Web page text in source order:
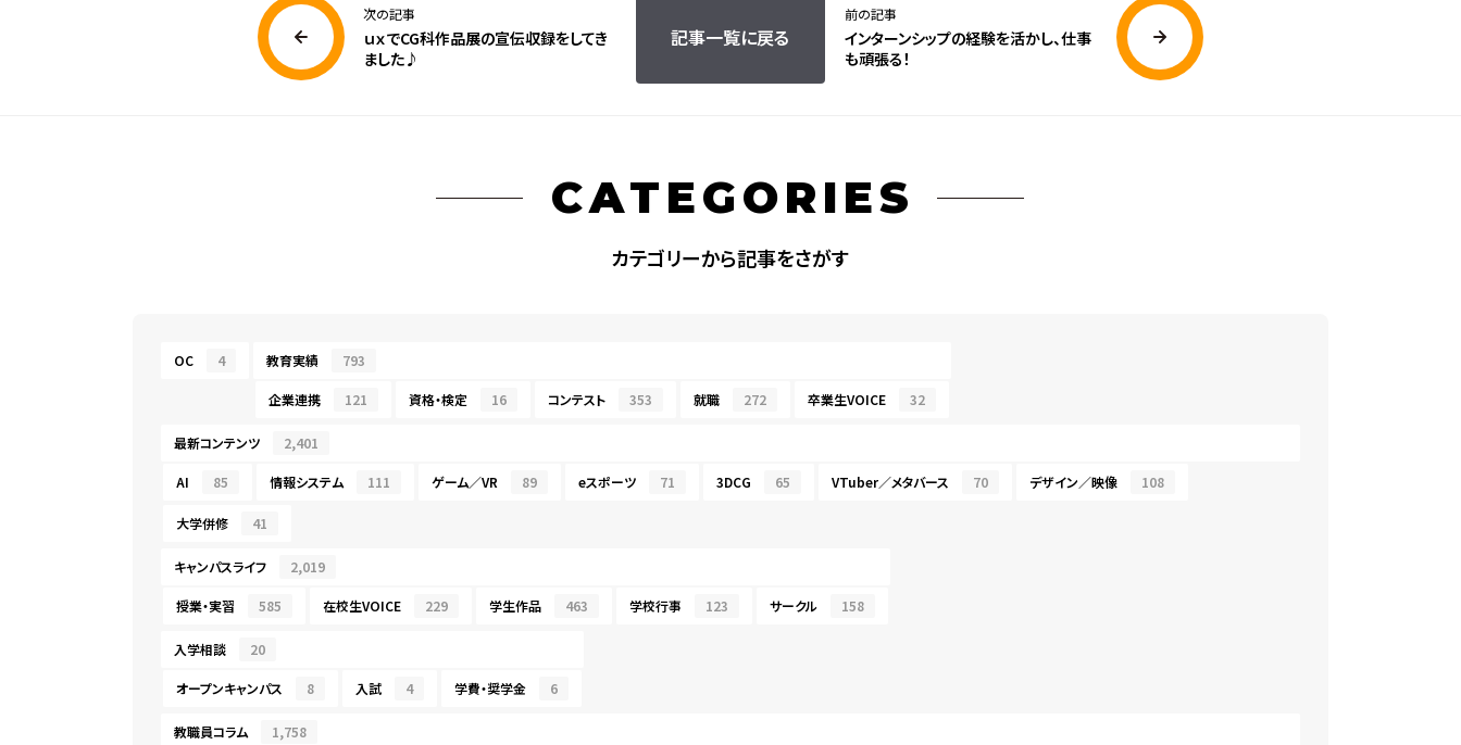
次の記事
ｕｘでCG科作品展の宣伝収録をしてき
ました♪
記事一覧に戻る
前の記事
インターンシップの経験を活かし、仕事
も頑張る！
CATEGORIES
カテゴリーから記事をさがす
OC 4 教育実績 793
企業連携 121 資格・検定 16 コンテスト 353 就職 272 卒業生VOICE 32
最新コンテンツ 2,401
AI 85 情報システム 111 ゲーム／VR 89 eスポーツ 71 3DCG 65 VTuber／メタバース 70 デザイン／映像 108
大学併修 41
キャンパスライフ 2,019
授業・実習 585 在校生VOICE 229 学生作品 463 学校行事 123 サークル 158
入学相談 20
オープンキャンパス 8 入試 4 学費・奨学金 6
教職員コラム 1,758